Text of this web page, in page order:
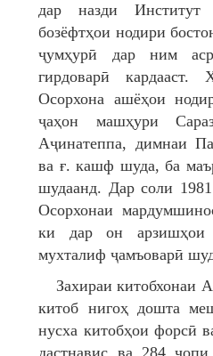
дар назди
бозёфтҳои нодири
ҷумҳурӣ дар ним
гирдоварӣ кардааст.
Осорхона ашёҳои
ҷаҳон машҳури
Аҷинатеппа, димнаи
ва ғ. кашф шуда, ба
шудаанд. Дар соли
Осорхонаи
ки дар он арзишҳои
мухталиф ҷамъоварӣ
Захираи китобхонаи
китоб нигоҳ дошта
нусха китобҳои форсӣ
дастнавис ва 284 чопи